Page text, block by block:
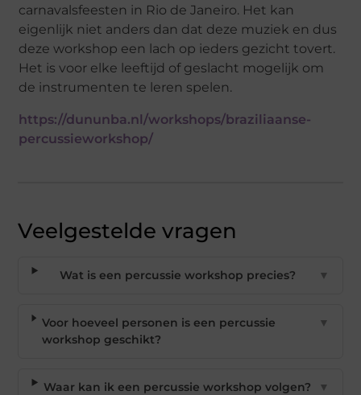
carnavalsfeesten in Rio de Janeiro. Het kan
eigenlijk niet anders dan dat deze muziek en dus
deze workshop een lach op ieders gezicht tovert.
Het is voor elke leeftijd of geslacht mogelijk om
de instrumenten te leren spelen.
https://dununba.nl/workshops/braziliaanse-
percussieworkshop/
Veelgestelde vragen
Wat is een percussie workshop precies? ▼
Voor hoeveel personen is een percussie
workshop geschikt?
▼
Waar kan ik een percussie workshop volgen? ▼